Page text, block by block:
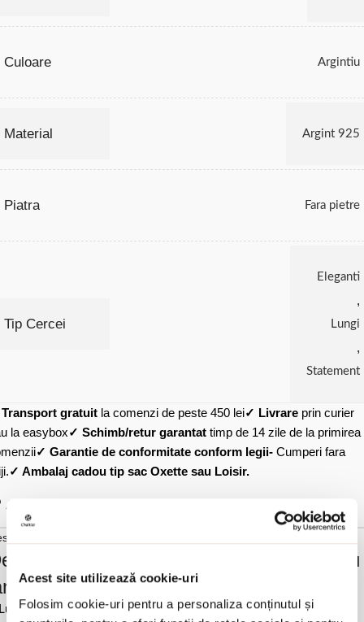
Acest site utilizează cookie-uri
Folosim cookie-uri pentru a personaliza conținutul și
Culoare Argintiu
Material Argint 925
Piatra Fara pietre
Tip Cercei
Eleganti
,
Lungi
,
Statement
Transport gratuit la comenzi de peste 450 lei✓ Livrare prin curier
la easybox✓ Schimb/retur garantat timp de 14 zile de la primirea
✓ Garantie de conformitate conform legii- Cumperi fara
✓ Ambalaj cadou tip sac Oxette sau Loisir.
Adauga in wishlist
si detalii
produsului Cercei argint lungi cu
Success:
12 cm.